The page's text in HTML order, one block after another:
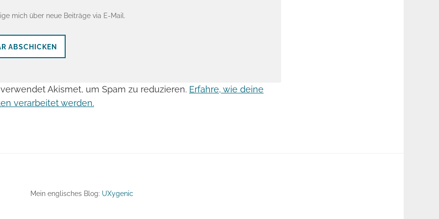
mich über neue Beiträge via E-Mail.
Akismet, um Spam zu reduzieren. Erfahre, wie deine
verarbeitet werden.
Mein englisches Blog: UXygenic